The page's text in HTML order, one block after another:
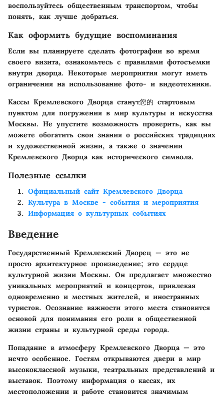
воспользуйтесь общественным транспортом, чтобы
понять, как лучше добраться.
Как оформить будущие воспоминания
Если вы планируете сделать фотографии во время
своего визита, ознакомьтесь с правилами фотосъемки
внутри дворца. Некоторые мероприятия могут иметь
ограничения на использование фото- и видеотехники.
Кассы Кремлевского Дворца станут您的 стартовым
пунктом для погружения в мир культуры и искусства
Москвы. Не упустите возможность проверить, как вы
можете обогатить свои знания о российских традициях
и художественной жизни, а также о значении
Кремлевского Дворца как исторического символа.
Полезные ссылки
Официальный сайт Кремлевского Дворца
Культура в Москве - события и мероприятия
Информация о культурных событиях
Введение
Государственный Кремлевский Дворец — это не
просто архитектурное произведение; это сердце
культурной жизни Москвы. Он предлагает множество
уникальных мероприятий и концертов, привлекая
одновременно и местных жителей, и иностранных
туристов. Осознание важности этого места становится
основой для понимания его роли в общественной
жизни страны и культурной среды города.
Попадание в атмосферу Кремлевского Дворца — это
нечто особенное. Гостям открываются двери в мир
высококлассной музыки, театральных представлений и
выставок. Поэтому информация о кассах, их
местоположении и работе становится значимым